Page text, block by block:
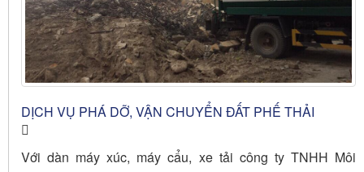
DỊCH VỤ PHÁ DỠ, VẬN CHUYỂN ĐẤT PHẾ THẢI
Với dàn máy xúc, máy cẩu, xe tải công ty TNHH Môi